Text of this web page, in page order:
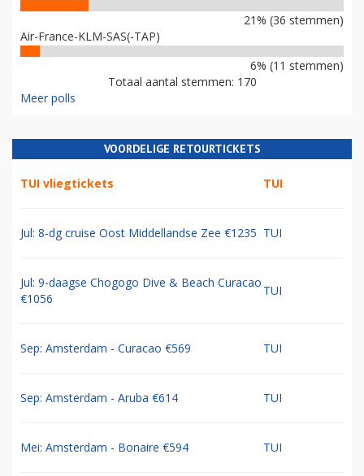
21% (36 stemmen)
Air-France-KLM-SAS(-TAP)
6% (11 stemmen)
Totaal aantal stemmen: 170
Meer polls
VOORDELIGE RETOURTICKETS
TUI vliegtickets TUI
Jul: 8-dg cruise Oost Middellandse Zee €1235 TUI
Jul: 9-daagse Chogogo Dive & Beach Curacao
€1056
TUI
Sep: Amsterdam - Curacao €569 TUI
Sep: Amsterdam - Aruba €614 TUI
Mei: Amsterdam - Bonaire €594 TUI